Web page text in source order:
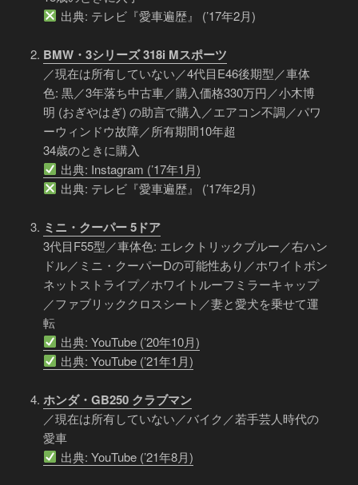
出典: テレビ『愛車遍歴』 (’17年2月)
BMW・3シリーズ 318i Mスポーツ
／現在は所有していない／4代目E46後期型／車体
色: 黒／3年落ち中古車／購入価格330万円／小木博
明 (おぎやはぎ) の助言で購入／エアコン不調／パワ
ーウィンドウ故障／所有期間10年超
34歳のときに購入
出典: Instagram (’17年1月)
出典: テレビ『愛車遍歴』 (’17年2月)
ミニ・クーパー 5ドア
3代目F55型／車体色: エレクトリックブルー／右ハン
ドル／ミニ・クーパーDの可能性あり／ホワイトボン
ネットストライプ／ホワイトルーフミラーキャップ
／ファブリッククロスシート／妻と愛犬を乗せて運
転
出典: YouTube (’20年10月)
出典: YouTube (’21年1月)
ホンダ・GB250 クラブマン
／現在は所有していない／バイク／若手芸人時代の
愛車
出典: YouTube (’21年8月)